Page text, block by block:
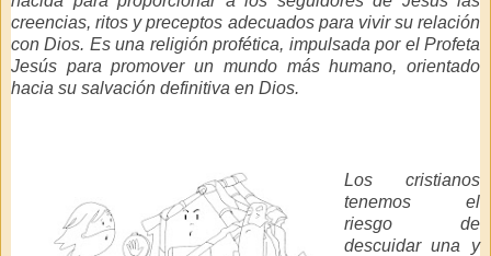
creencias, ritos y preceptos adecuados para vivir su relación
con Dios. Es una religión profética, impulsada por el Profeta
Jesús para promover un mundo más humano, orientado
hacia su salvación definitiva en Dios.
Los cristianos
tenemos el
riesgo de
descuidar una y